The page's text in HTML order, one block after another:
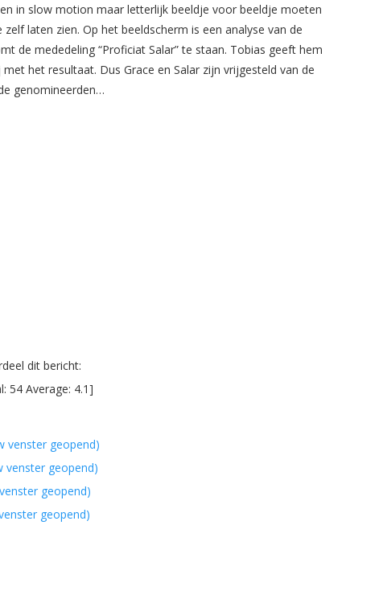
in slow motion maar letterlijk beeldje voor beeldje moeten
laten zien. Op het beeldscherm is een analyse van de
de mededeling “Proficiat Salar” te staan. Tobias geeft hem
het resultaat. Dus Grace en Salar zijn vrijgesteld van de
genomineerden…
dit bericht:
54 Average: 4.1]
venster geopend)
venster geopend)
geopend)
geopend)